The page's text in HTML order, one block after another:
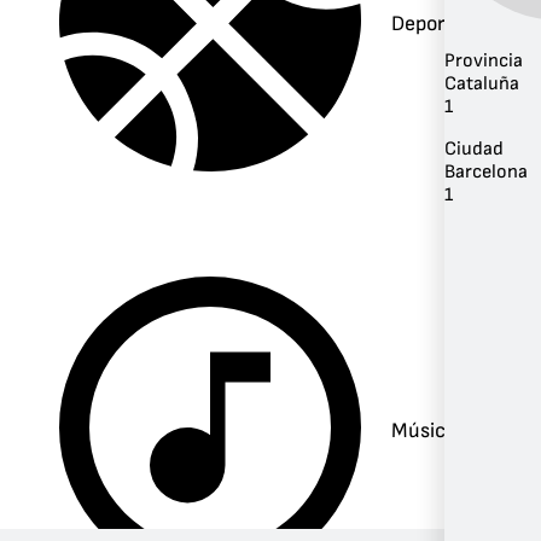
Deportes
Música
Provincia
Cataluña
1
Ciudad
Barcelona
1